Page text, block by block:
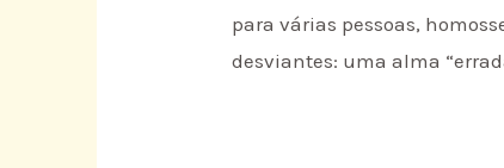
para várias pessoas,
desviantes: uma alma